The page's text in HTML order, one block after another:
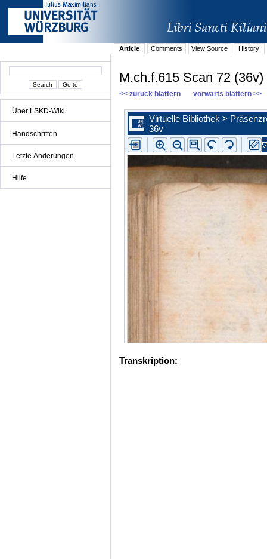
Über LSKD-Wiki
Handschriften
Letzte Änderungen
Hilfe
Article Comments View Source History
M.ch.f.615 Scan 72 (36v)
<< zurück blättern vorwärts blättern >>
Transkription: